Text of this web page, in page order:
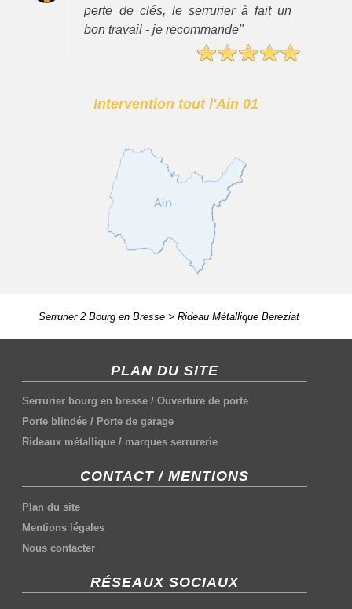
perte de clés, le serrurier à fait un
bon travail - je recommande"
Intervention tout l'Ain 01
Serrurier 2 Bourg en Bresse> Rideau Métallique Bereziat
PLAN DU SITE
Serrurier bourg en bresse /Ouverture de porte
Porte blindée / Porte de garage
Rideaux métallique / marques serrurerie
CONTACT / MENTIONS
Plan du site
Mentions légales
Nous contacter
RÉSEAUX SOCIAUX